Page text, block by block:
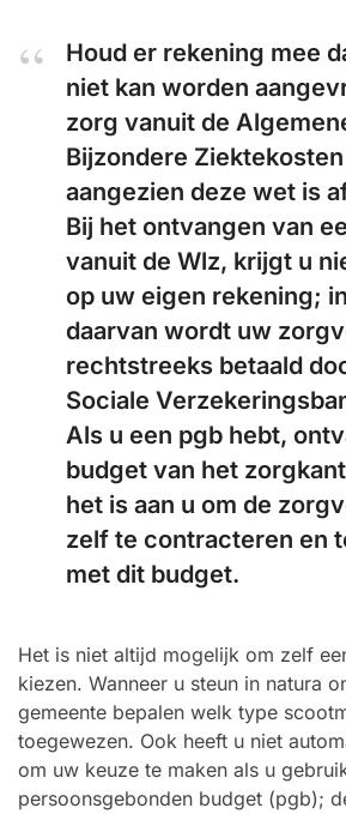
Houd er rekening mee
niet kan worden
zorg vanuit de
Bijzondere
aangezien deze wet is
Bij het ontvangen van
vanuit de Wlz, krijgt u
op uw eigen rekening;
daarvan wordt uw
rechtstreeks betaald
Sociale
Als u een pgb hebt,
budget van het
het is aan u om de
zelf te contracteren en
met dit budget.
Het is niet altijd mogelijk om zelf
kiezen. Wanneer u steun in natura
gemeente bepalen welk type
toegewezen. Ook heeft u niet
om uw keuze te maken als u
persoonsgebonden budget (pgb);